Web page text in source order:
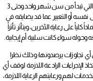
في هذه المرحلة العمرية الحساسة من عمر الطفل التي تبدأ من سن شهر واحد وحتى 3
نفسه أو التعبير عما قد يضايقه في
على رعاية الآخرين، ويتأثر تأثراً
وحوله سواء كانت سلبية أم إيجابية.
أي تجاوزات يرصدونها؛ وذلك نظرا
الإجراءات الرادعة اللازمة لوقف أي
لهم ورعايتهم الرعاية اللازمة،